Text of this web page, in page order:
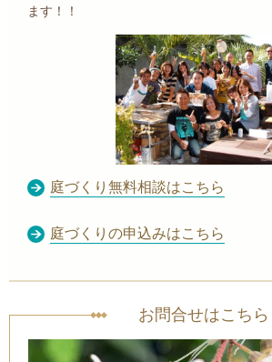
ます！！
庭づくり無料相談はこちら
庭づくりの申込みはこちら
お問合せはこちら